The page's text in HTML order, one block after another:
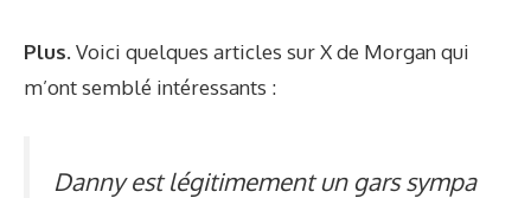
Plus. Voici quelques articles sur X de Morgan qui
m’ont semblé intéressants :
Danny est légitimement un gars sympa